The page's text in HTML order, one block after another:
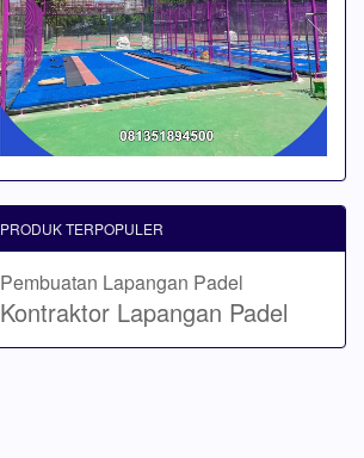
PRODUK TERPOPULER
Pembuatan Lapangan Padel
Kontraktor Lapangan Padel